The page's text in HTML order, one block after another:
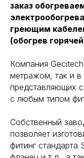
заказ
греющим
(обогрев
Компания
метражом, так и в
представляющих
с любым типом
Собственный
позволяет
фитинг стандарта